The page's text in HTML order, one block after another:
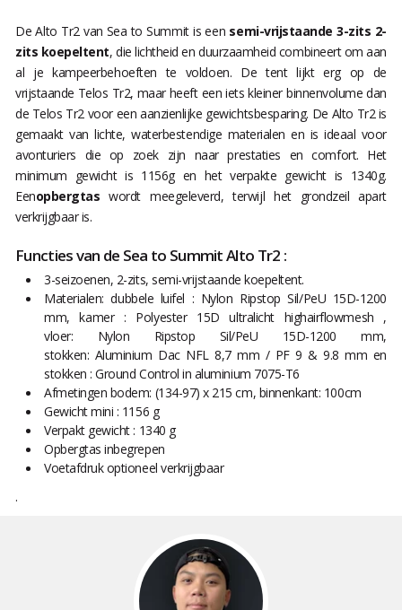
De Alto Tr2 van Sea to Summit is een semi-vrijstaande 3-zits 2-
zits koepeltent, die lichtheid en duurzaamheid combineert om aan
al je kampeerbehoeften te voldoen. De tent lijkt erg op de
vrijstaande Telos Tr2, maar heeft een iets kleiner binnenvolume dan
de Telos Tr2 voor een aanzienlijke gewichtsbesparing. De Alto Tr2 is
gemaakt van lichte, waterbestendige materialen en is ideaal voor
avonturiers die op zoek zijn naar prestaties en comfort. Het
minimum gewicht is 1156g en het verpakte gewicht is 1340g.
Eenopbergtas wordt meegeleverd, terwijl het grondzeil apart
verkrijgbaar is.
Functies van de Sea to Summit Alto Tr2 :
3-seizoenen, 2-zits, semi-vrijstaande koepeltent.
Materialen: dubbele luifel : Nylon Ripstop Sil/PeU 15D-1200
mm, kamer
: Polyester 15D ultralicht highairflowmesh ,
vloer: Nylon Ripstop Sil/PeU 15D-1200 mm,
stokken: Aluminium Dac NFL 8,7 mm / PF 9 & 9.8 mm en
stokken : Ground Control in aluminium 7075-T6
Afmetingen bodem: (134-97) x 215 cm, binnenkant: 100cm
Gewicht mini : 1156 g
Verpakt gewicht : 1340 g
Opbergtas inbegrepen
Voetafdruk optioneel verkrijgbaar
.